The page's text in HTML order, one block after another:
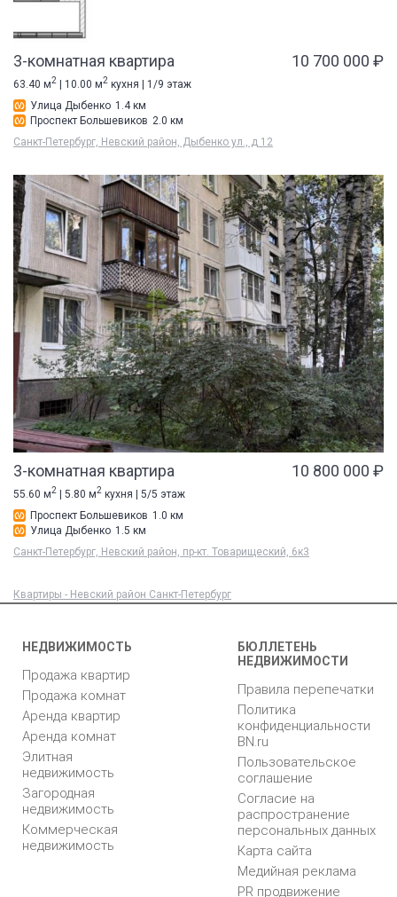
3-комнатная квартира 10 700 000 ₽
63.40 м2 | 10.00 м2 кухня | 1/9 этаж
Улица Дыбенко 1.4 км
Проспект Большевиков 2.0 км
Санкт-Петербург, Невский район, Дыбенко ул., д 12
3-комнатная квартира 10 800 000 ₽
55.60 м2 | 5.80 м2 кухня | 5/5 этаж
Проспект Большевиков 1.0 км
Улица Дыбенко 1.5 км
Санкт-Петербург, Невский район, пр-кт. Товарищеский, 6к3
Квартиры - Невский район Санкт-Петербург
НЕДВИЖИМОСТЬ
Продажа квартир
Продажа комнат
Аренда квартир
Аренда комнат
Элитная
недвижимость
Загородная
недвижимость
Коммерческая
недвижимость
БЮЛЛЕТЕНЬ
НЕДВИЖИМОСТИ
Правила перепечатки
Политика
конфиденциальности
BN.ru
Пользовательское
соглашение
Согласие на
распространение
персональных данных
Карта сайта
Медийная реклама
PR продвижение